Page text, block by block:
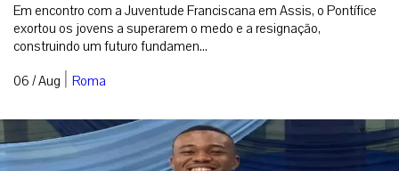
Em encontro com a Juventude Franciscana em Assis, o Pontífice
exortou os jovens a superarem o medo e a resignação,
construindo um futuro fundamen...
06 / Aug | Roma